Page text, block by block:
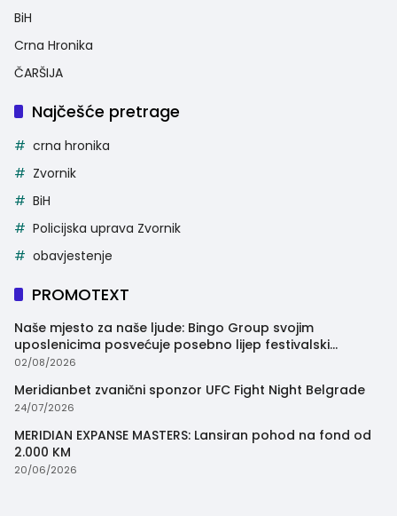
BiH
Crna Hronika
ČARŠIJA
Najčešće pretrage
crna hronika
Zvornik
BiH
Policijska uprava Zvornik
obavjestenje
PROMOTEXT
Naše mjesto za naše ljude: Bingo Group svojim
uposlenicima posvećuje posebno lijep festivalski
trenutak
02/08/2026
Meridianbet zvanični sponzor UFC Fight Night Belgrade
24/07/2026
MERIDIAN EXPANSE MASTERS: Lansiran pohod na fond od
2.000 KM
20/06/2026